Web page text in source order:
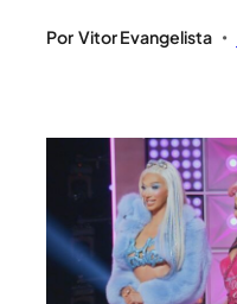
Por Vitor Evangelista •